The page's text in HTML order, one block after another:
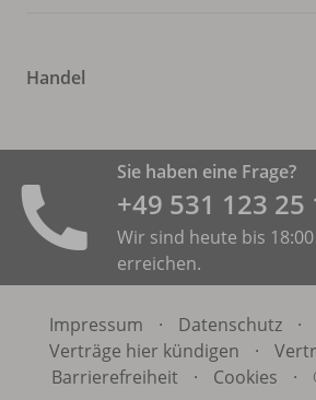
Handel
Sie haben eine Frage?
+49 531 ­123 25
Wir sind heute bis
erreichen.
Impressum · Datenschutz ·
Verträge hier kündigen
·
Barrierefreiheit
· Cookies ·